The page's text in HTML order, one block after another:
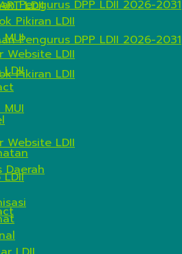
LDII
Pengurus DPP LDII 2026-2031
Pikiran LDII
MUI
Website LDII
Pengurus DPP LDII 2026-2031
Pikiran LDII
MUI
Website LDII
Daerah